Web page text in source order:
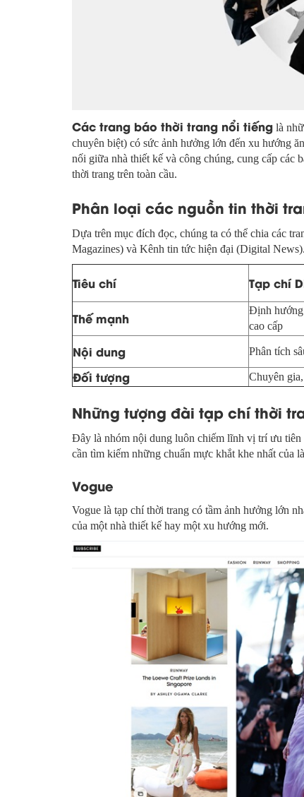
Các trang báo thời trang nổi tiếng là
chuyên biệt) có sức ảnh hưởng lớn đến xu hướng
nối giữa nhà thiết kế và công chúng, cung cấp các
thời trang trên toàn cầu.
Phân loại các nguồn tin thời
Dựa trên mục đích đọc, chúng ta có thể chia các
Magazines) và Kênh tin tức hiện đại (Digital News).
Tiêu chí Tạp chí
Thế mạnh
Định hướng
cao cấp
Nội dung Phân tích
Đối tượng Chuyên
Những tượng đài tạp chí thời
Đây là nhóm nội dung luôn chiếm lĩnh vị trí ưu
cần tìm kiếm những chuẩn mực khắt khe nhất của
Vogue
Vogue là tạp chí thời trang có tầm ảnh hưởng lớn
của một nhà thiết kế hay một xu hướng mới.